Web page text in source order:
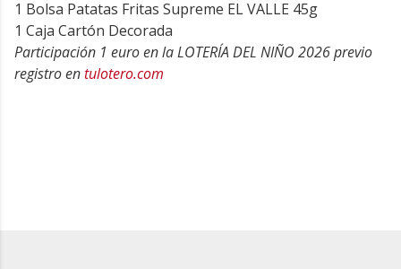
1 Bolsa Patatas Fritas Supreme EL VALLE 45g
1 Caja Cartón Decorada
Participación 1 euro en la LOTERÍA DEL NIÑO 2026 previo
registro entulotero.com